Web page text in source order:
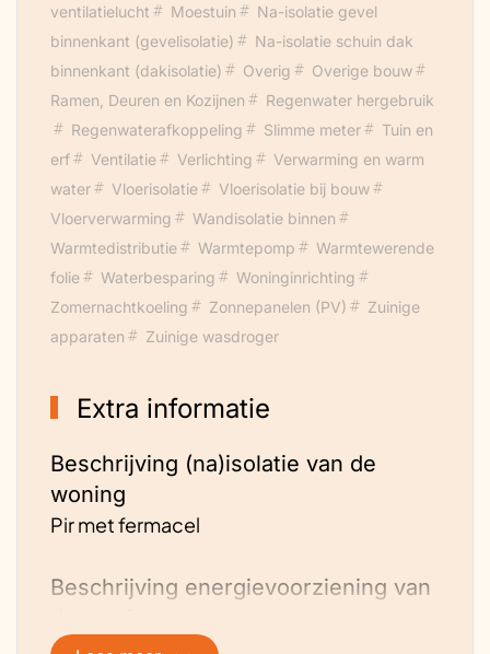
ventilatielucht
Moestuin
Na-isolatie gevel
binnenkant (gevelisolatie)
Na-isolatie schuin dak
binnenkant (dakisolatie)
Overig
Overige bouw
Ramen, Deuren en Kozijnen
Regenwater hergebruik
Regenwaterafkoppeling
Slimme meter
Tuin en
erf
Ventilatie Verlichting
Verwarming en warm
water
Vloerisolatie
Vloerisolatie bij bouw
Vloerverwarming
Wandisolatie binnen
Warmtedistributie
Warmtepomp
Warmtewerende
folie
Waterbesparing
Woninginrichting
Zomernachtkoeling
Zonnepanelen (PV)
Zuinige
apparaten
Zuinige wasdroger
Extra informatie
Beschrijving (na)isolatie van de
woning
Pir met fermacel
Beschrijving energievoorziening van
Luchtwarmtepomp en zonnepanelen en